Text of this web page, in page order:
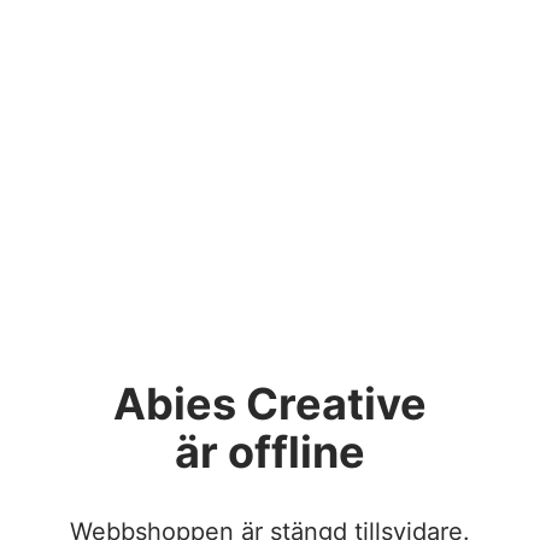
Abies Creative
är offline
Webbshoppen är stängd tillsvidare.